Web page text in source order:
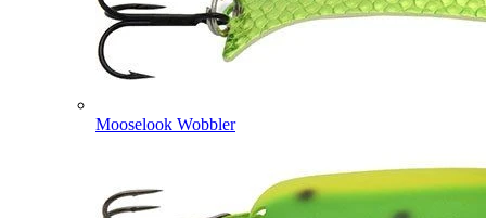
Mooselook Wobbler